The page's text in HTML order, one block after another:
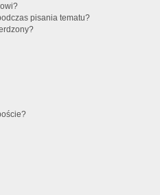
pisania tematu?